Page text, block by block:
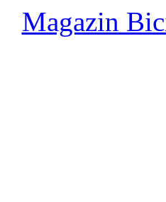
Magazin